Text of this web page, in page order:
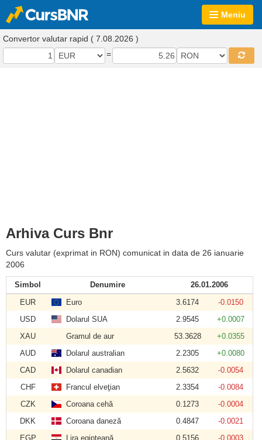
Meniu
Convertor valutar rapid ( 7.08.2026 )
=
Arhiva Curs Bnr
Curs valutar (exprimat in RON) comunicat in data de 26 ianuarie
2006
Simbol Denumire
26.01.2006
EUR
Euro 3.6174
-0.0150
USD
Dolarul SUA 2.9545
+0.0007
XAU
Gramul de aur 53.3628
+0.0355
AUD
Dolarul australian 2.2305
+0.0080
CAD
Dolarul canadian 2.5632
-0.0054
CHF
Francul elveţian 2.3354
-0.0084
CZK
Coroana cehă 0.1273
-0.0004
DKK
Coroana daneză 0.4847
-0.0021
EGP
Lira egipteană 0.5156
-0.0003